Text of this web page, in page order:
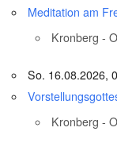
Meditation am
Kronberg -
So. 16.08.2026,
Kronberg -